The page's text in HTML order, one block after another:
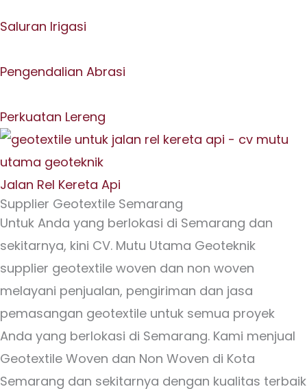
Saluran Irigasi
Pengendalian Abrasi
Perkuatan Lereng
Jalan Rel Kereta Api
Supplier Geotextile Semarang
Untuk Anda yang berlokasi di Semarang dan
sekitarnya, kini CV. Mutu Utama Geoteknik
supplier geotextile woven dan non woven
melayani penjualan, pengiriman dan jasa
pemasangan geotextile untuk semua proyek
Anda yang berlokasi di Semarang. Kami menjual
Geotextile Woven dan Non Woven di Kota
Semarang dan sekitarnya dengan kualitas terbaik